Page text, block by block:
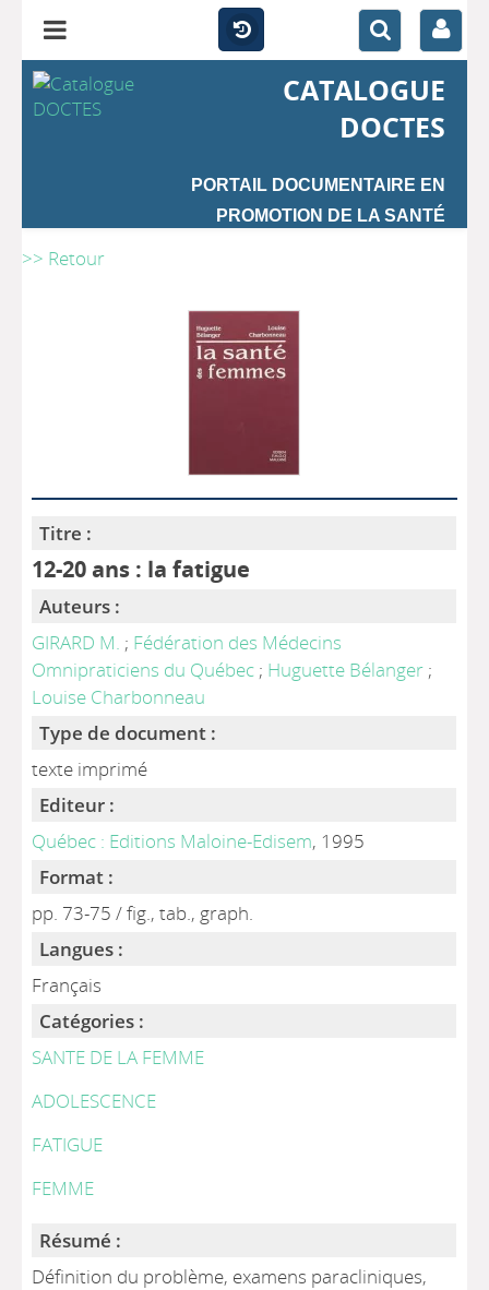
CATALOGUE
DOCTES
PORTAIL DOCUMENTAIRE EN
PROMOTION DE LA SANTÉ
>> Retour
Titre :
12-20 ans : la fatigue
Auteurs :
GIRARD M. ; Fédération des Médecins
Omnipraticiens du Québec ; Huguette Bélanger ;
Louise Charbonneau
Type de document :
texte imprimé
Editeur :
Québec : Editions Maloine-Edisem, 1995
Format :
pp. 73-75 / fig., tab., graph.
Langues :
Français
Catégories :
SANTE DE LA FEMME
ADOLESCENCE
FATIGUE
FEMME
Résumé :
Définition du problème, examens paracliniques,